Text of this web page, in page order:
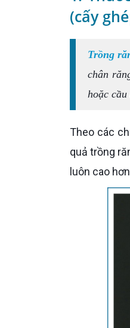
(cấy
Trồng
chân
hoặc
Theo các chuyên gia, Bác sĩ chuyên về trồng răng Implant, trong số những yếu tố tác động xấu đến kết
quả trồng
luôn cao